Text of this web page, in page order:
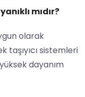
mıdır?
olarak
taşıyıcı sistemleri
dayanım